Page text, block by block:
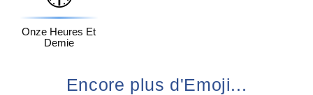
Onze Heures Et
Demie
Encore plus d'Emoji...